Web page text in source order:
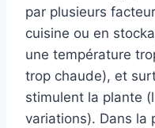
par plusieurs
cuisine ou en
une température
trop chaude), et
stimulent la plante
variations). Dans la